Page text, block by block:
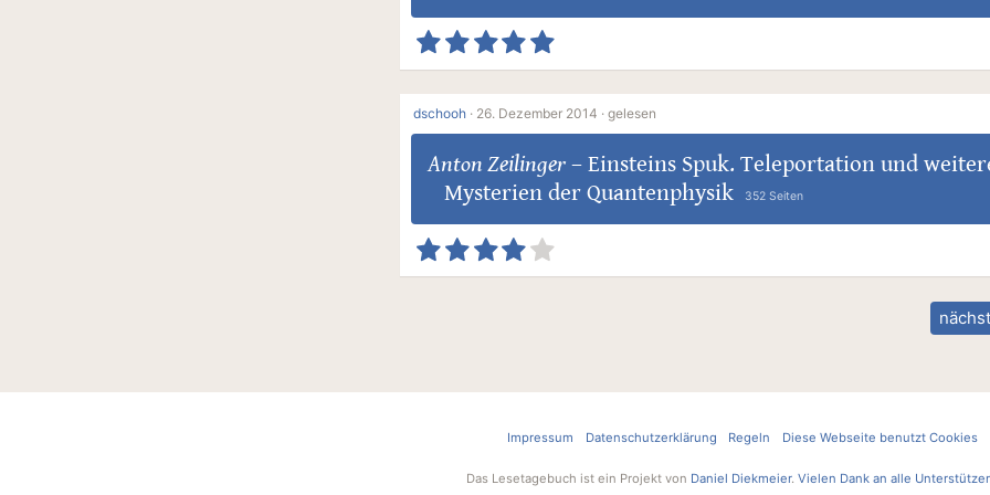
dschooh · 26. Dezember 2014 · gelesen
Anton Zeilinger– Einsteins Spuk. Teleportation und
Mysterien der Quantenphysik
352 Seiten
Impressum Datenschutzerklärung Regeln Diese Webseite benutzt Cookies
Das Lesetagebuch ist ein Projekt von Daniel Diekmeier. Vielen Dank an alle